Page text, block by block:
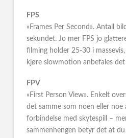
FPS
«Frames Per Second». Antall
sekundet. Jo mer FPS jo
filming holder 25-30 i
kjøre slowmotion anbefales
FPV
«First Person View». Enkelt
det samme som noen eller noe
forbindelse med skytespill –
sammenhengen betyr det at